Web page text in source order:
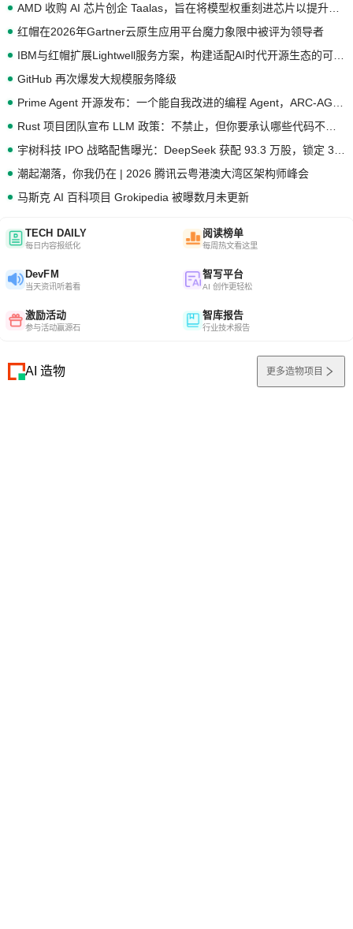
红帽在2026年Gartner云原生应用平台魔力象限中被评为领导者
GitHub 再次爆发大规模服务降级
潮起潮落，你我仍在 | 2026 腾讯云粤港澳大湾区架构师峰会
马斯克 AI 百科项目 Grokipedia 被曝数月未更新
TECH DAILY
每日内容报纸化
阅读榜单
每周热文看这里
DevFM
当天资讯听着看
智写平台
AI 创作更轻松
激励活动
参与活动赢源石
智库报告
行业技术报告
AI 造物 更多造物项目